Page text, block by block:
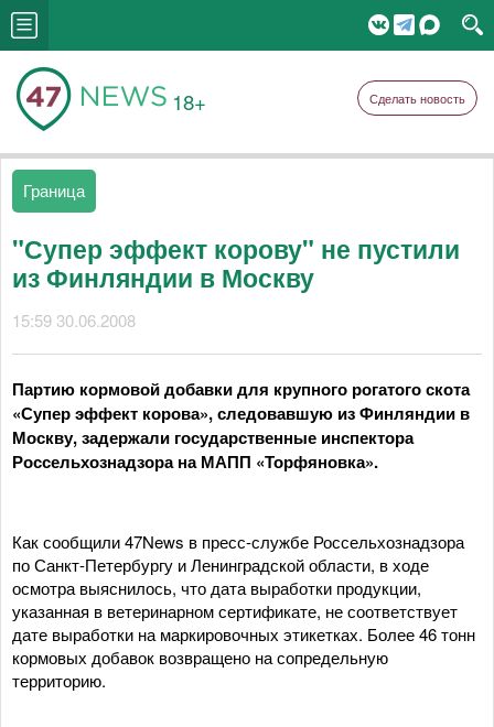
18+ Сделать новость
Граница
"Супер эффект корову" не пустили
из Финляндии в Москву
15:59 30.06.2008
Партию кормовой добавки для крупного рогатого скота
«Супер эффект корова», следовавшую из Финляндии в
Москву, задержали государственные инспектора
Россельхознадзора на МАПП «Торфяновка».
Как сообщили 47News в пресс-службе Россельхознадзора
по Санкт-Петербургу и Ленинградской области, в ходе
осмотра выяснилось, что дата выработки продукции,
указанная в ветеринарном сертификате, не соответствует
дате выработки на маркировочных этикетках. Более 46 тонн
кормовых добавок возвращено на сопредельную
территорию.